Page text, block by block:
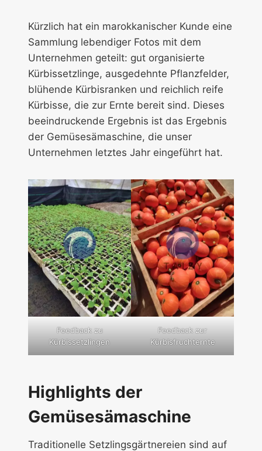
Kürzlich hat ein marokkanischer Kunde eine
Sammlung lebendiger Fotos mit dem
Unternehmen geteilt: gut organisierte
Kürbissetzlinge, ausgedehnte Pflanzfelder,
blühende Kürbisranken und reichlich reife
Kürbisse, die zur Ernte bereit sind. Dieses
beeindruckende Ergebnis ist das Ergebnis
der Gemüsesämaschine, die unser
Unternehmen letztes Jahr eingeführt hat.
Feedback zu
Kürbissetzlingen
Feedback zur
Kürbisfruchternte
Highlights der
Gemüsesämaschine
Traditionelle Setzlingsgärtnereien sind auf